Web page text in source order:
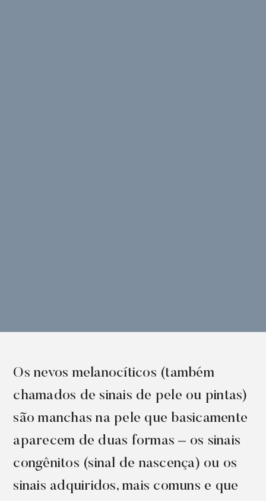
Os nevos melanocíticos (também
chamados de sinais de pele ou pintas)
são manchas na pele que basicamente
aparecem de duas formas – os sinais
congênitos (sinal de nascença) ou os
sinais adquiridos, mais comuns e que